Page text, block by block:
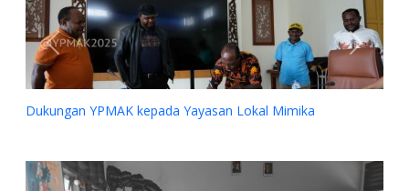
Lokal Mimika
Previous Next